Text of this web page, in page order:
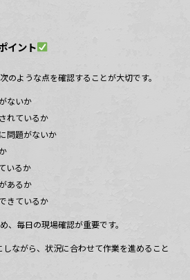
イント
のような点を確認することが大切です。
ないか
れているか
問題がないか
いるか
あるか
きているか
、毎日の現場確認が重要です。
ながら、状況に合わせて作業を進めること